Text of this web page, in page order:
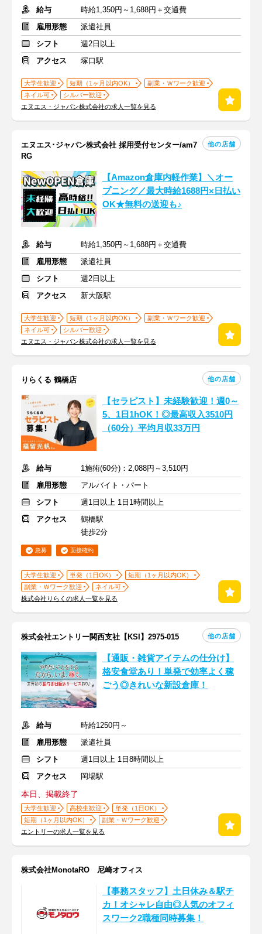
給与
時給1,350円～1,688円＋交通費
雇用形態
派遣社員
シフト
週2日以上
アクセス
塚口駅
大学生歓迎 短期（1ヶ月以内OK）
副業・Ｗワーク歓迎
ネイル可
シルバー歓迎
エヌエス・ジャパン株式会社の求人一覧を見る
エヌエス･ジャパン株式会社 採用受付センター/am7
RG
他の店舗
【Amazon倉庫内軽作業】＼オー
プニング／最大時給1688円×日払い
OK★無料の送迎も♪
給与
時給1,350円～1,688円＋交通費
雇用形態
派遣社員
シフト
週2日以上
アクセス
新大阪駅
大学生歓迎 短期（1ヶ月以内OK）
副業・Ｗワーク歓迎
ネイル可
シルバー歓迎
エヌエス・ジャパン株式会社の求人一覧を見る
りらくる 鶴橋店 他の店舗
【セラピスト】未経験歓迎！週0～
5、1日1hOK！◎最高収入3510円
（60分）平均月収33万円
給与
1施術(60分)：2,088円～3,510円
雇用形態
アルバイト・パート
シフト
週1日以上 1日1時間以上
アクセス
鶴橋駅
徒歩2分
急募 面接確約
大学生歓迎 単発（1日OK）
短期（1ヶ月以内OK）
副業・Ｗワーク歓迎
ネイル可
株式会社りらくの求人一覧を見る
株式会社エントリー関西支社【KSI】2975-015 他の店舗
【通販・雑貨アイテムの仕分け】
格安食堂あり！単発で効率よく稼
ごう◎きれいな新設倉庫！
給与
時給1250円～
雇用形態
派遣社員
シフト
週1日以上 1日8時間以上
アクセス
岡場駅
本日、掲載終了
大学生歓迎 高校生歓迎
単発（1日OK）
短期（1ヶ月以内OK）
副業・Ｗワーク歓迎
エントリーの求人一覧を見る
株式会社MonotaRO 尼崎オフィス
【事務スタッフ】土日休み＆駅チ
カ！オシャレ自由◎人気のオフィ
スワーク2職種同時募集！